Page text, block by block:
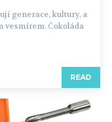
generace, kultury, a
vesmírem. Čokoláda
READ